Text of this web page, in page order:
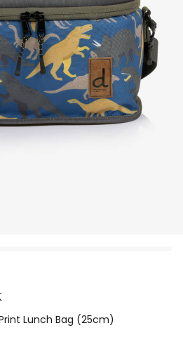
Lunch Bag (25cm)